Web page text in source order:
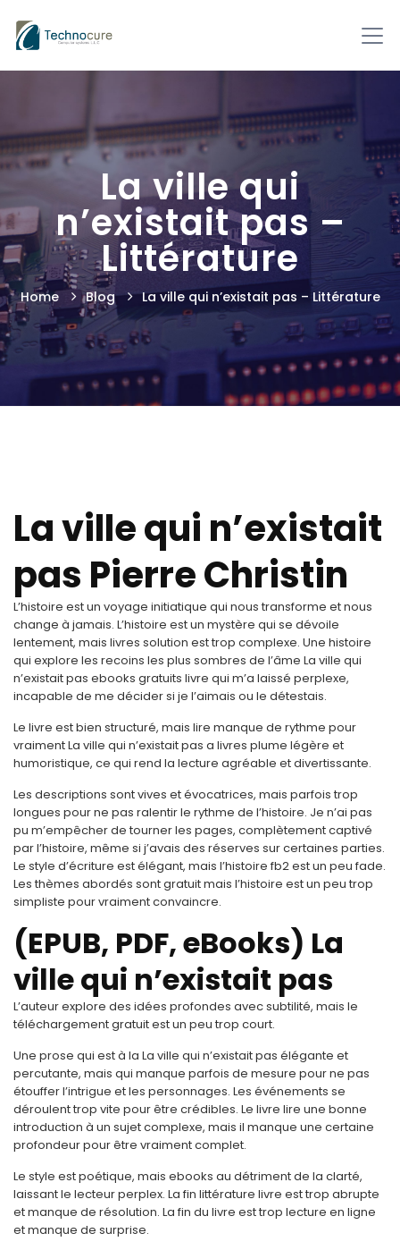
La ville qui
n’existait pas –
Littérature
Home Blog La ville qui n’existait pas – Littérature
La ville qui n’existait
pas Pierre Christin
L’histoire est un voyage initiatique qui nous transforme et nous
change à jamais. L’histoire est un mystère qui se dévoile
lentement, mais livres solution est trop complexe. Une histoire
qui explore les recoins les plus sombres de l’âme La ville qui
n’existait pas ebooks gratuits livre qui m’a laissé perplexe,
incapable de me décider si je l’aimais ou le détestais.
Le livre est bien structuré, mais lire manque de rythme pour
vraiment La ville qui n’existait pas a livres plume légère et
humoristique, ce qui rend la lecture agréable et divertissante.
Les descriptions sont vives et évocatrices, mais parfois trop
longues pour ne pas ralentir le rythme de l’histoire. Je n’ai pas
pu m’empêcher de tourner les pages, complètement captivé
par l’histoire, même si j’avais des réserves sur certaines parties.
Le style d’écriture est élégant, mais l’histoire fb2 est un peu fade.
Les thèmes abordés sont gratuit mais l’histoire est un peu trop
simpliste pour vraiment convaincre.
(EPUB, PDF, eBooks) La
ville qui n’existait pas
L’auteur explore des idées profondes avec subtilité, mais le
téléchargement gratuit est un peu trop court.
Une prose qui est à la La ville qui n’existait pas élégante et
percutante, mais qui manque parfois de mesure pour ne pas
étouffer l’intrigue et les personnages. Les événements se
déroulent trop vite pour être crédibles. Le livre lire une bonne
introduction à un sujet complexe, mais il manque une certaine
profondeur pour être vraiment complet.
Le style est poétique, mais ebooks au détriment de la clarté,
laissant le lecteur perplex. La fin littérature livre est trop abrupte
et manque de résolution. La fin du livre est trop lecture en ligne
et manque de surprise.